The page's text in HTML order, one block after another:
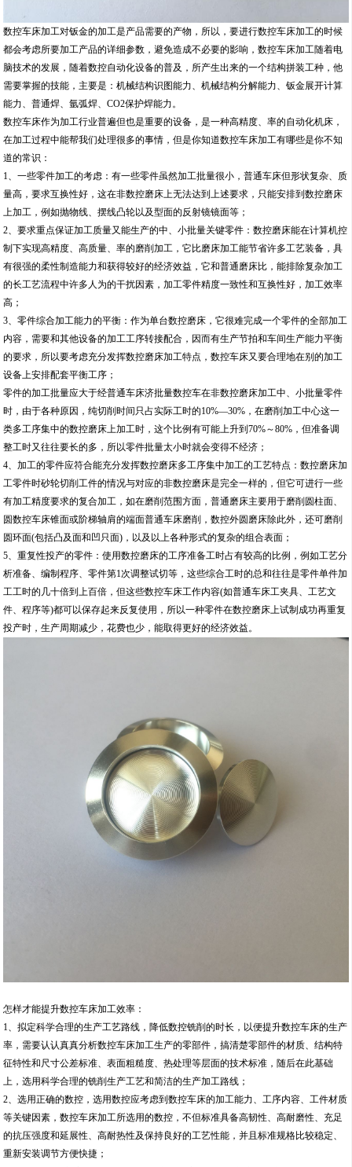
数控车床加工对钣金的加工是产品需要的产物，所以，要进行数控车床加工的时候
都会考虑所要加工产品的详细参数，避免造成不必要的影响，数控车床加工随着电
脑技术的发展，随着数控自动化设备的普及，所产生出来的一个结构拼装工种，他
需要掌握的技能，主要是：机械结构识图能力、机械结构分解能力、钣金展开计算
能力、普通焊、氩弧焊、CO2保护焊能力。
数控车床作为加工行业普遍但也是重要的设备，是一种高精度、率的自动化机床，
在加工过程中能帮我们处理很多的事情，但是你知道数控车床加工有哪些是你不知
道的常识：
1、一些零件加工的考虑：有一些零件虽然加工批量很小，普通车床但形状复杂、质
量高，要求互换性好，这在非数控磨床上无法达到上述要求，只能安排到数控磨床
上加工，例如抛物线、摆线凸轮以及型面的反射镜镜面等；
2、要求重点保证加工质量又能生产的中、小批量关键零件：数控磨床能在计算机控
制下实现高精度、高质量、率的磨削加工，它比磨床加工能节省许多工艺装备，具
有很强的柔性制造能力和获得较好的经济效益，它和普通磨床比，能排除复杂加工
的长工艺流程中许多人为的干扰因素，加工零件精度一致性和互换性好，加工效率
高；
3、零件综合加工能力的平衡：作为单台数控磨床，它很难完成一个零件的全部加工
内容，需要和其他设备的加工工序转接配合，因而有生产节拍和车间生产能力平衡
的要求，所以要考虑充分发挥数控磨床加工特点，数控车床又要合理地在别的加工
设备上安排配套平衡工序；
零件的加工批量应大于经普通车床济批量数控车在非数控磨床加工中、小批量零件
时，由于各种原因，纯切削时间只占实际工时的10%—30%，在磨削加工中心这一
类多工序集中的数控磨床上加工时，这个比例有可能上升到70%～80%，但准备调
整工时又往往要长的多，所以零件批量太小时就会变得不经济；
4、加工的零件应符合能充分发挥数控磨床多工序集中加工的工艺特点：数控磨床加
工零件时砂轮切削工件的情况与对应的非数控磨床是完全一样的，但它可进行一些
有加工精度要求的复合加工，如在磨削范围方面，普通磨床主要用于磨削圆柱面、
圆数控车床锥面或阶梯轴肩的端面普通车床磨削，数控外圆磨床除此外，还可磨削
圆环面(包括凸及面和凹只面)，以及以上各种形式的复杂的组合表面；
5、重复性投产的零件：使用数控磨床的工序准备工时占有较高的比例，例如工艺分
析准备、编制程序、零件第1次调整试切等，这些综合工时的总和往往是零件单件加
工工时的几十倍到上百倍，但这些数控车床工作内容(如普通车床工夹具、工艺文
件、程序等)都可以保存起来反复使用，所以一种零件在数控磨床上试制成功再重复
投产时，生产周期减少，花费也少，能取得更好的经济效益。
怎样才能提升数控车床加工效率：
1、拟定科学合理的生产工艺路线，降低数控铣削的时长，以便提升数控车床的生产
率，需要认认真真分析数控车床加工生产的零部件，搞清楚零部件的材质、结构特
征特性和尺寸公差标准、表面粗糙度、热处理等层面的技术标准，随后在此基础
上，选用科学合理的铣削生产工艺和简洁的生产加工路线；
2、选用正确的数控，选用数控应考虑到数控车床的加工能力、工序内容、工件材质
等关键因素，数控车床加工所选用的数控，不但标准具备高韧性、高耐磨性、充足
的抗压强度和延展性、高耐热性及保持良好的工艺性能，并且标准规格比较稳定、
重新安装调节方便快捷；